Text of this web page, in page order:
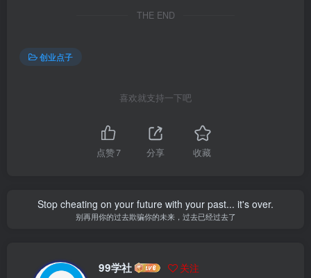
THE END
创业点子
喜欢就支持一下吧
点赞7 分享 收藏
Stop cheating on your future with your past... it's over.
别再用你的过去欺骗你的未来，过去已经过去了
99学社 关注